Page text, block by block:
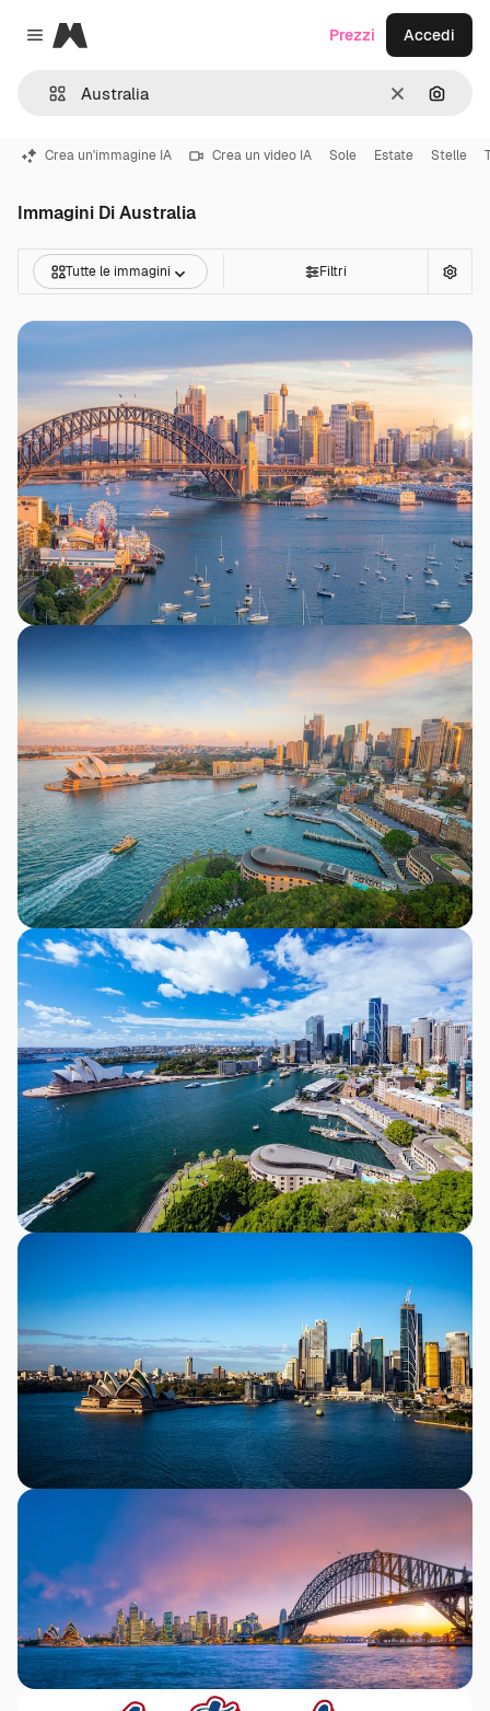
Close menu
Magnific
CancellaCerca
Prezzi Accedi
Crea un'immagine IA Crea un video IA Sole Estate Stelle
Immagini Di Australia
Tutte le immagini Filtri